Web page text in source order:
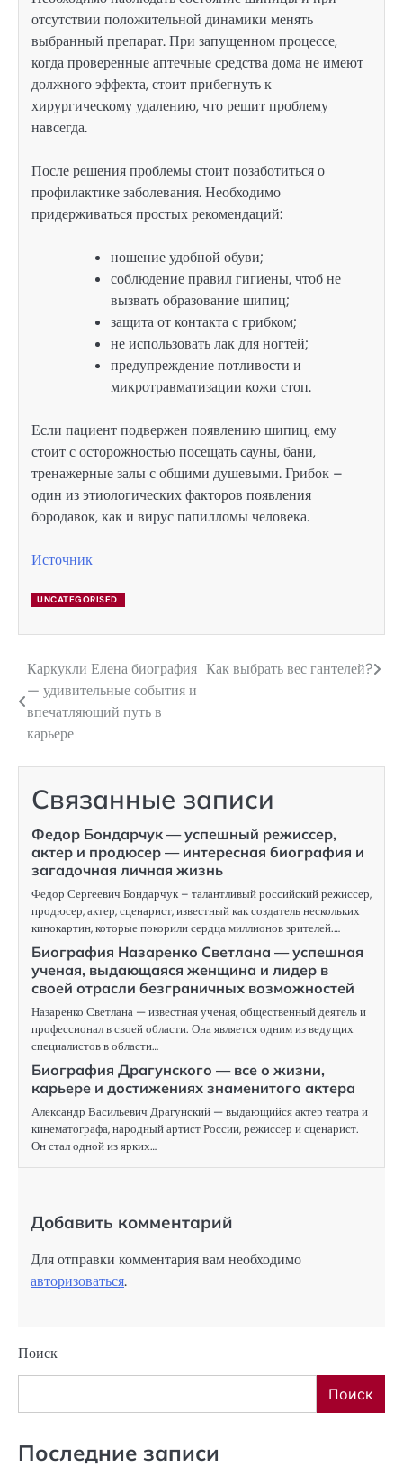
отсутствии положительной динамики менять
выбранный препарат. При запущенном процессе,
когда проверенные аптечные средства дома не имеют
должного эффекта, стоит прибегнуть к
хирургическому удалению, что решит проблему
навсегда.
После решения проблемы стоит позаботиться о
профилактике заболевания. Необходимо
придерживаться простых рекомендаций:
ношение удобной обуви;
соблюдение правил гигиены, чтоб не
вызвать образование шипиц;
защита от контакта с грибком;
не использовать лак для ногтей;
предупреждение потливости и
микротравматизации кожи стоп.
Если пациент подвержен появлению шипиц, ему
стоит с осторожностью посещать сауны, бани,
тренажерные залы с общими душевыми. Грибок –
один из этиологических факторов появления
бородавок, как и вирус папилломы человека.
Источник
UNCATEGORISED
Навигация
по
записям
Каркукли Елена биография
— удивительные события и
впечатляющий путь в
карьере
Как выбрать вес гантелей?
Связанные записи
Федор Бондарчук — успешный режиссер,
актер и продюсер — интересная биография и
загадочная личная жизнь
Федор Сергеевич Бондарчук – талантливый российский режиссер,
продюсер, актер, сценарист, известный как создатель нескольких
кинокартин, которые покорили сердца миллионов зрителей.…
Биография Назаренко Светлана — успешная
ученая, выдающаяся женщина и лидер в
своей отрасли безграничных возможностей
Назаренко Светлана — известная ученая, общественный деятель и
профессионал в своей области. Она является одним из ведущих
специалистов в области…
Биография Драгунского — все о жизни,
карьере и достижениях знаменитого актера
Александр Васильевич Драгунский — выдающийся актер театра и
кинематографа, народный артист России, режиссер и сценарист.
Он стал одной из ярких…
Добавить комментарий
Для отправки комментария вам необходимо
авторизоваться.
Поиск
Поиск
Последние записи